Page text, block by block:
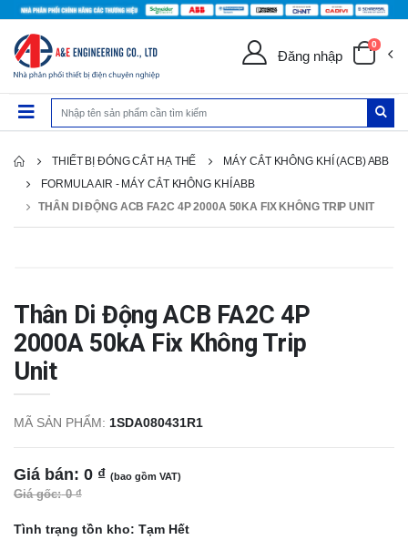
Đăng nhập
0
THIẾT BỊ ĐÓNG CẮT HẠ THẾ
MÁY CẮT KHÔNG KHÍ (ACB) ABB
FORMULA AIR - MÁY CẮT KHÔNG KHÍ ABB
THÂN DI ĐỘNG ACB FA2C 4P 2000A 50KA FIX KHÔNG TRIP UNIT
Thân Di Động ACB FA2C 4P
2000A 50kA Fix Không Trip
Unit
MÃ SẢN PHẨM: 1SDA080431R1
Giá bán: 0 ₫ (bao gồm VAT)
Giá gốc: 0 ₫
Tình trạng tồn kho: Tạm Hết